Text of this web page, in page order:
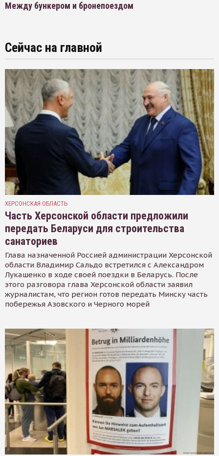
Между бункером и бронепоездом
Сейчас на главной
ХЕРСОНСКАЯ ОБЛАСТЬ
Часть Херсонской области предложили
передать Беларуси для строительства
санаториев
Глава назначенной Россией администрации Херсонской
области Владимир Сальдо встретился с Александром
Лукашенко в ходе своей поездки в Беларусь. После
этого разговора глава Херсонской области заявил
журналистам, что регион готов передать Минску часть
побережья Азовского и Черного морей